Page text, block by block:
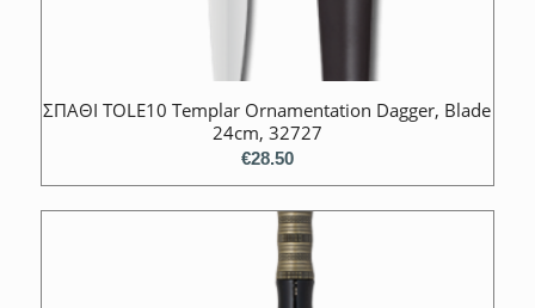
ΣΠΑΘΙ TOLE10 Templar Ornamentation Dagger, Blade
24cm, 32727
€28.50